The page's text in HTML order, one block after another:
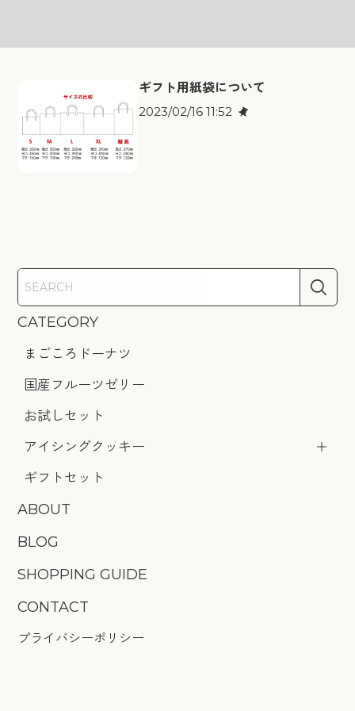
CATEGORY
まごころドーナツ
国産フルーツゼリー
お試しセット
アイシングクッキー
ギフトセット
ABOUT
BLOG
SHOPPING GUIDE
CONTACT
プライバシーポリシー
ギフト用紙袋について
2023/02/16 11:52